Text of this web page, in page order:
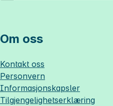
Om oss
Kontakt oss
Personvern
Informasjonskapsler
Tilgjengelighetserklæring